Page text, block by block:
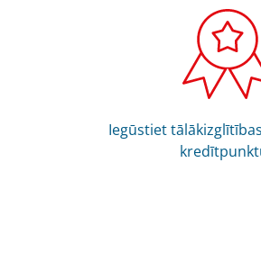
Iegūstiet